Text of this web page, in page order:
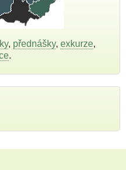
, přednášky, exkurze,
.